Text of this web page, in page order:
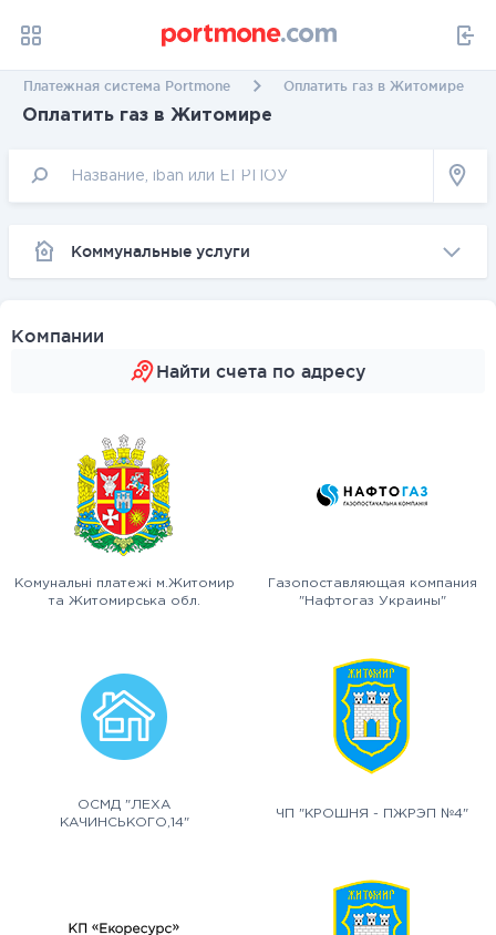
Платежная система Portmone Оплатить газ в Житомире
Оплатить газ в Житомире
Коммунальные услуги
Компании
Найти счета по адресу
Комунальні платежі м.Житомир
та Житомирська обл.
Газопоставляющая компания
"Нафтогаз Украины"
ОСМД "ЛЕХА
КАЧИНСЬКОГО,14"
ЧП "КРОШНЯ - ПЖРЭП №4"